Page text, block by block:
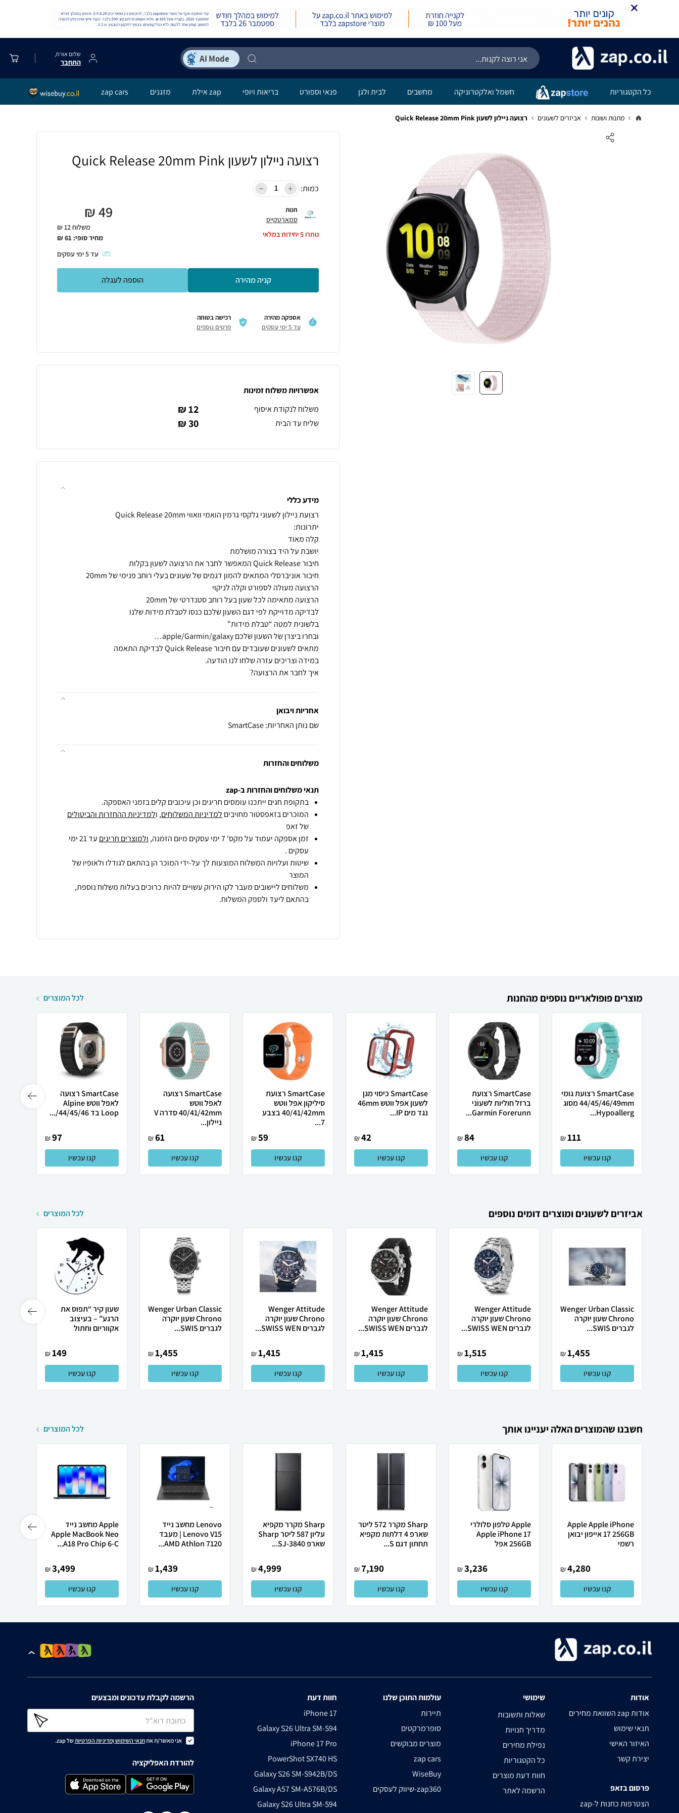
שלום אורח,
התחבר
כל הקטגוריות חשמל ואלקטרוניקה מחשבים לבית ולגן פנאי וספורט בריאות ויופי zap אילת מזגנים zap cars
מתנות ושונות אביזרים לשעונים רצועה ניילון לשעון Quick Release 20mm Pink
רצועה ניילון לשעון Quick Release 20mm Pink
כמות:
חנות
סמארטקייס
נותרו5יחידות במלאי
49
₪
משלוח 12 ₪
מחיר סופי: 61
₪
עד5ימי עסקים
קניה מהירה הוספה לעגלה
אספקה מהירה
עד 5 ימי עסקים
רכישה בטוחה
פרטים נוספים
אפשרויות משלוח זמינות
משלוח לנקודת איסוף
12 ₪
שליח עד הבית 30 ₪
מידע כללי
איך לחבר את הרצועה?
אחריות ויבואן
שם נותן האחריות: SmartCase
משלוחים והחזרות
תנאי משלוחים והחזרות ב-zap
בתקופת חגים ייתכנו עומסים חריגים וכן עיכובים קלים בזמני האספקה.
המוכרים בזאפסטור מחויבים למדיניות המשלוחים, ולמדיניות ההחזרות והביטולים
של זאפ
זמן אספקה יעמוד על מקס' 7 ימי עסקים מיום הזמנה,
ולמוצרים חריגים
עד 21 ימי
עסקים .
שיטות ועלויות המשלוח המוצעות לך על-ידי המוכר הן בהתאם לגודלו ולאופיו של
המוצר
משלוחים ליישובים מעבר לקו הירוק עשויים להיות כרוכים בעלות משלוח נוספת,
בהתאם ליעד ולספק המשלוח.
מוצרים פופולאריים נוספים מהחנות לכל המוצרים
SmartCase רצועת גומי
44/45/46/49mm מסוג
Hypoallerg...
111
₪
קנו עכשיו
SmartCase רצועת
ברזל חוליות לשעוני
Garmin Forerunn...
84
₪
קנו עכשיו
SmartCase כיסוי מגן
לשעון אפל ווטש 46mm
נגד מים IP...
42
₪
קנו עכשיו
SmartCase רצועת
סיליקון אפל ווטש
40/41/42mm בצבע
7...
59
₪
קנו עכשיו
SmartCase רצועה
לאפל ווטש
40/41/42mm סדרה V
ניילון...
61
₪
קנו עכשיו
SmartCase רצועה
לאפל ווטש Alpine
Loop בד 44/45/46/...
97
₪
קנו עכשיו
אביזרים לשעונים ומוצרים דומים נוספים לכל המוצרים
Wenger Urban Classic
Chrono שעון יוקרה
לגברים SWIS...
1,455
₪
קנו עכשיו
Wenger Attitude
Chrono שעון יוקרה
לגברים SWISS WEN...
1,515
₪
קנו עכשיו
Wenger Attitude
Chrono שעון יוקרה
לגברים SWISS WEN...
1,415
₪
קנו עכשיו
Wenger Attitude
Chrono שעון יוקרה
לגברים SWISS WEN...
1,415
₪
קנו עכשיו
Wenger Urban Classic
Chrono שעון יוקרה
לגברים SWIS...
1,455
₪
קנו עכשיו
שעון קיר “תפוס את
הרגע” – בעיצוב
אקווריום וחתול
149
₪
קנו עכשיו
חשבנו שהמוצרים האלה יעניינו אותך לכל המוצרים
Apple Apple iPhone
17 256GB אייפון יבואן
רשמי
4,280
₪
קנו עכשיו
Apple טלפון סלולרי
Apple iPhone 17
256GB אפל
3,236
₪
קנו עכשיו
Sharp מקרר 572 ליטר
שארפ 4 דלתות מקפיא
תחתון דגם S...
7,190
₪
קנו עכשיו
Sharp מקרר מקפיא
עליון 587 ליטר Sharp
שארפ SJ-3840...
4,999
₪
קנו עכשיו
Lenovo מחשב נייד
Lenovo V15 | מעבד
AMD Athlon 7120...
1,439
₪
קנו עכשיו
Apple מחשב נייד
Apple MacBook Neo
A18 Pro Chip 6-C...
3,499
₪
קנו עכשיו
אודות
השוואת מחירים zap אודות
תנאי שימוש
האיזור האישי
יצירת קשר
פרסום בזאפ
zap-הצטרפות כחנות ל
שימושי
שאלות ותשובות
מדריך חנויות
נפילת מחירים
כל הקטגוריות
חוות דעת מוצרים
הרשמה לאתר
עולמות התוכן שלנו
תיירות
סופרמרקטים
מוצרים מבוקשים
zap cars
WiseBuy
שיווק לעסקים-zap360
חוות דעת
iPhone 17
Galaxy S26 Ultra SM-S94
iPhone 17 Pro
PowerShot SX740 HS
Galaxy S26 SM-S942B/DS
Galaxy A57 SM-A576B/DS
Galaxy S26 Ultra SM-S94
הרשמה לקבלת עדכונים ומבצעים
אני מאשר/ת אתתנאי השימושומדיניות הפרטיותשל zap.
להורדת האפליקציה